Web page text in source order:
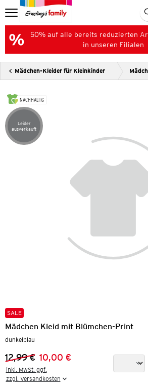
50% auf alle bereits reduzierten
in unseren Filialen
Mädchen-Kleider für Kleinkinder
NACHHALTIG
Artikel leider ausverkauft
Leider
ausverkauft
SALE
Mädchen Kleid mit Blümchen-Print
dunkelblau
Vorheriger Preis:
12,99 €
Neuer Preis:
10,00 €
inkl. MwSt. ggf.
zzgl. Versandkosten